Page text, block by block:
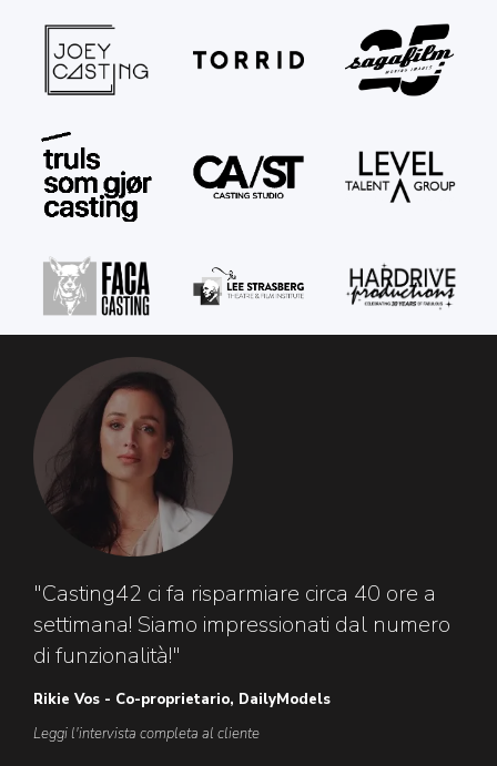
"Casting42 ci fa risparmiare circa 40 ore a
settimana! Siamo impressionati dal numero
di funzionalità!"
Rikie Vos - Co-proprietario, DailyModels
Leggi l'intervista completa al cliente